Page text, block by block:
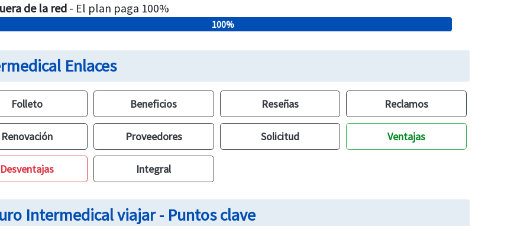
de la red - El plan paga 100%
100%
Enlaces
Folleto Beneficios Reseñas Reclamos
Renovación Proveedores Solicitud Ventajas
Desventajas Integral
Intermedical viajar - Puntos clave